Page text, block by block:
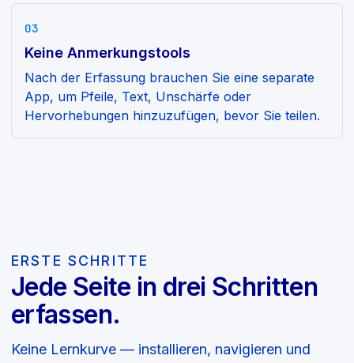
03
Keine Anmerkungstools
Nach der Erfassung brauchen Sie eine separate
App, um Pfeile, Text, Unschärfe oder
Hervorhebungen hinzuzufügen, bevor Sie teilen.
ERSTE SCHRITTE
Jede Seite in drei Schritten
erfassen.
Keine Lernkurve — installieren, navigieren und